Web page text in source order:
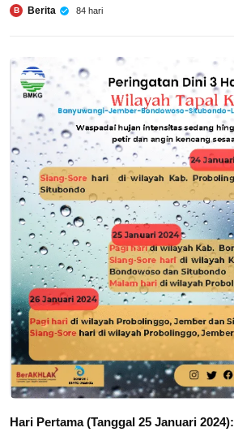
B Berita 84 hari
Hari Pertama (Tanggal 25 Januari 2024):